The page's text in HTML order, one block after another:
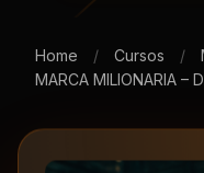
Home / Cursos /
MARCA MILIONARIA –